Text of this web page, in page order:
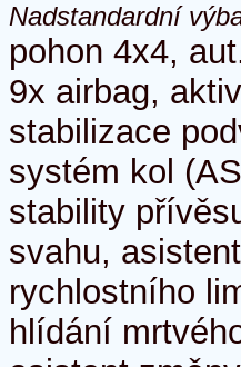
Nadstandardní
pohon 4x4,
9x airbag,
stabilizace
systém kol
stability
svahu,
rychlostního
hlídání